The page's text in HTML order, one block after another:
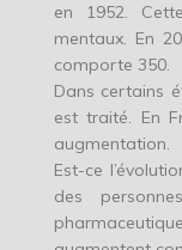
en 1952.
mentaux. En
comporte 350.
Dans certains
est traité. En
augmentation.
Est-ce
des